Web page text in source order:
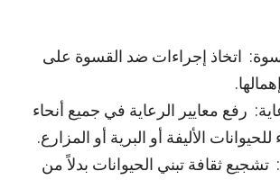
اتخاذ إجراءات ضد القسوة على
رفع معايير الرعاية في جميع أنحاء
للحيوانات الأليفة أو البرية أو المزارع.
تشجيع ثقافة تبني الحيوانات بدلاً من